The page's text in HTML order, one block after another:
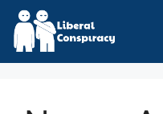
Skip
content